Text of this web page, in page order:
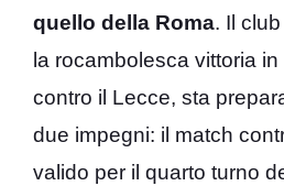
quello della Roma. Il
la rocambolesca vittoria
contro il Lecce, sta
due impegni: il match
valido per il quarto turno